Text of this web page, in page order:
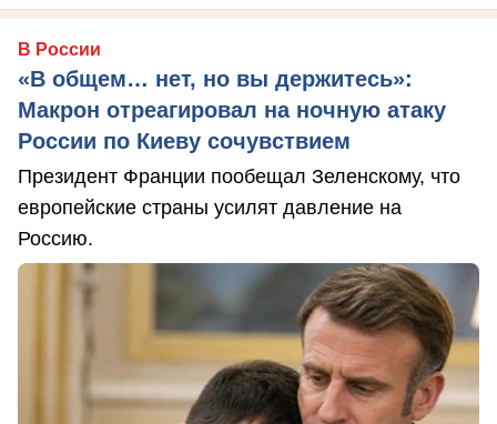
В России
«В общем… нет, но вы держитесь»:
Макрон отреагировал на ночную атаку
России по Киеву сочувствием
Президент Франции пообещал Зеленскому, что
европейские страны усилят давление на
Россию.